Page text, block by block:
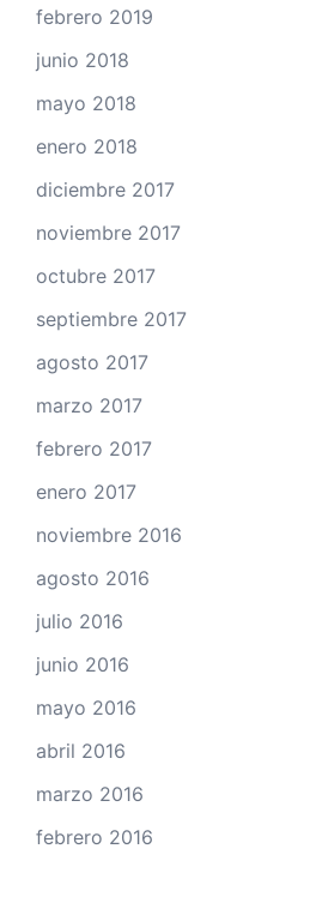
febrero 2019
junio 2018
mayo 2018
enero 2018
diciembre 2017
noviembre 2017
octubre 2017
septiembre 2017
agosto 2017
marzo 2017
febrero 2017
enero 2017
noviembre 2016
agosto 2016
julio 2016
junio 2016
mayo 2016
abril 2016
marzo 2016
febrero 2016